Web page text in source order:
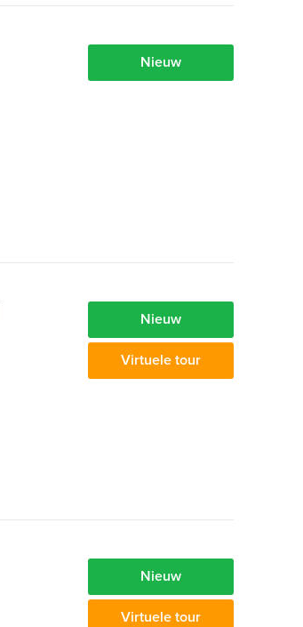
Nieuw
Nieuw
Virtuele tour
Nieuw
Virtuele tour